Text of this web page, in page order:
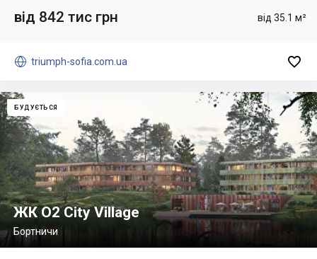
від 35.1 м²
від 842 тис грн
 triumph-sofia.com.ua 
БУДУЄТЬСЯ
ЖК O2 City Village
Бортничи